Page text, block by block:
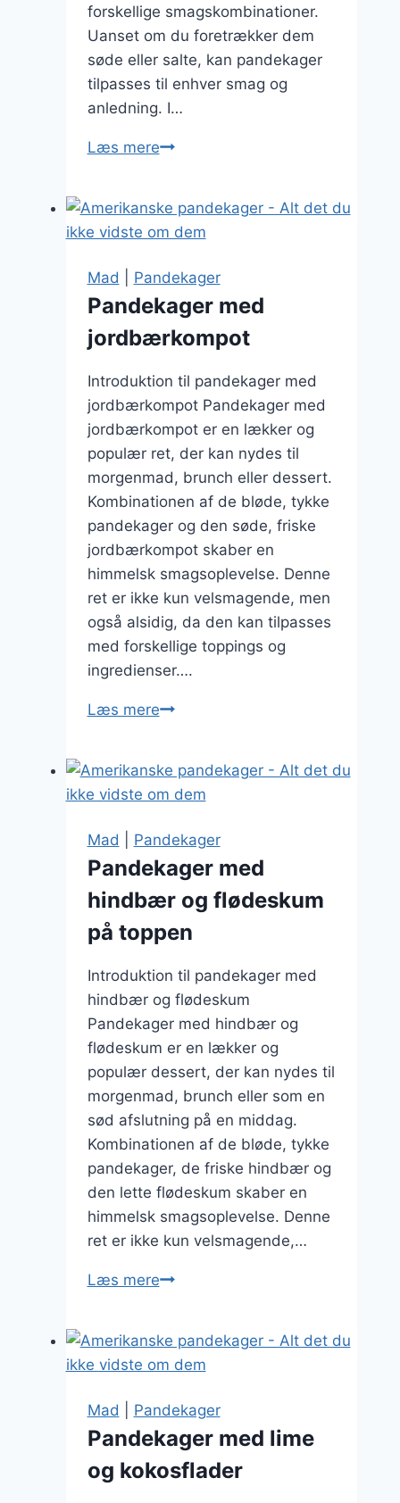
forskellige smagskombinationer.
Uanset om du foretrækker dem
søde eller salte, kan pandekager
tilpasses til enhver smag og
anledning. I…
Læs mereKreative
weekend
Mad Pandekager
Pandekager med
jordbærkompot
Introduktion til pandekager med
jordbærkompot Pandekager med
jordbærkompot er en lækker og
populær ret, der kan nydes til
morgenmad, brunch eller dessert.
Kombinationen af de bløde, tykke
pandekager og den søde, friske
jordbærkompot skaber en
himmelsk smagsoplevelse. Denne
ret er ikke kun velsmagende, men
også alsidig, da den kan tilpasses
med forskellige toppings og
ingredienser….
Læs merePandekager
Mad Pandekager
Pandekager med
hindbær og flødeskum
på toppen
Introduktion til pandekager med
hindbær og flødeskum
Pandekager med hindbær og
flødeskum er en lækker og
populær dessert, der kan nydes til
morgenmad, brunch eller som en
sød afslutning på en middag.
Kombinationen af de bløde, tykke
pandekager, de friske hindbær og
den lette flødeskum skaber en
himmelsk smagsoplevelse. Denne
ret er ikke kun velsmagende,…
Læs merePandekager
og
flødeskum
toppen
Mad Pandekager
Pandekager med lime
og kokosflader